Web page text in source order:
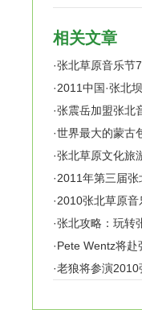
相关文章
·张北草原音乐节
·2011中国·张北
·张震岳加盟张北
·世界最大的蒙古
·张北草原文化旅
·2011年第三届
·2010张北草原
·张北攻略：玩转
·Pete Wentz将赴
·老狼将参演